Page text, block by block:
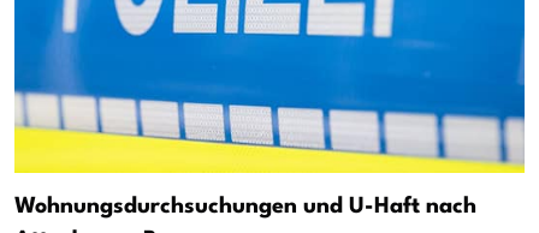
Wohnungsdurchsuchungen und U-Haft nach